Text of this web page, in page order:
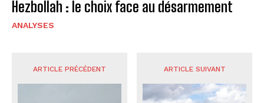
Hezbollah : le choix face au désarmement
ANALYSES
ARTICLE PRÉCÉDENT ARTICLE SUIVANT